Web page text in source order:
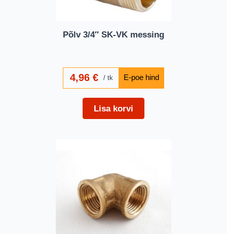
Põlv 3/4″ SK-VK messing
4,96€ tk
Lisa korvi